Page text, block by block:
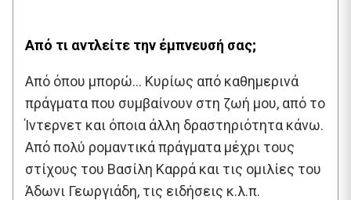
Από τι αντλείτε την έμπνευσή σας;
Από όπου μπορώ… Κυρίως από καθημερινά
πράγματα που συμβαίνουν στη ζωή μου, από το
Ίντερνετ και όποια άλλη δραστηριότητα κάνω.
Από πολύ ρομαντικά πράγματα μέχρι τους
στίχους του Βασίλη Καρρά και τις ομιλίες του
Άδωνι Γεωργιάδη, τις ειδήσεις κ.λ.π.